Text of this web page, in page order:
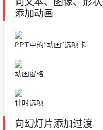
添加动画
PPT中的“动画”选项卡
动画窗格
计时选项
向幻灯片添加过渡